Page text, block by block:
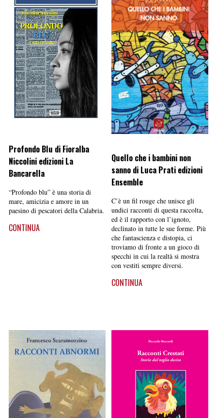
Profondo Blu di Fioralba
Niccolini edizioni La
Bancarella
“Profondo blu” è una storia di
mare, amicizia e amore in un
paesino di pescatori della Calabria.
CONTINUA
Quello che i bambini non
sanno di Luca Prati edizioni
Ensemble
C’è un fil rouge che unisce gli
undici racconti di questa raccolta,
ed è il rapporto con l’ignoto,
declinato in tutte le sue forme. Più
che fantascienza e distopia, ci
troviamo di fronte a un gioco di
specchi in cui la realtà si mostra
con vestiti sempre diversi.
CONTINUA